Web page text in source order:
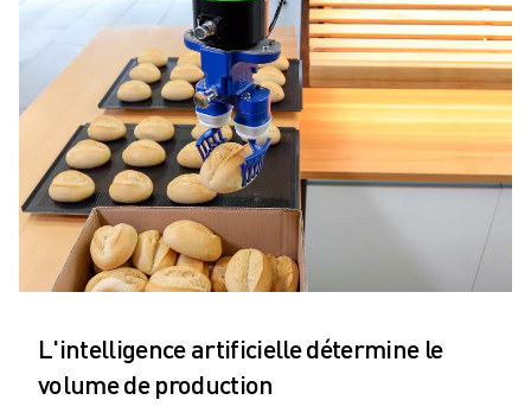
INDUSTRIES
TOUTES LES INDUSTRIES
AÉROSPATIALE
AUTOMOBILE
VÉHICULES ÉLECTRIQUES
ÉLECTRONIQUE
ALIMENTATION ET BOISSONS
MÉDICAL
PLASTIQUES
APPLICATIONS
TOUTES LES APPLICATIONS
L'intelligence artificielle détermine le
volume de production